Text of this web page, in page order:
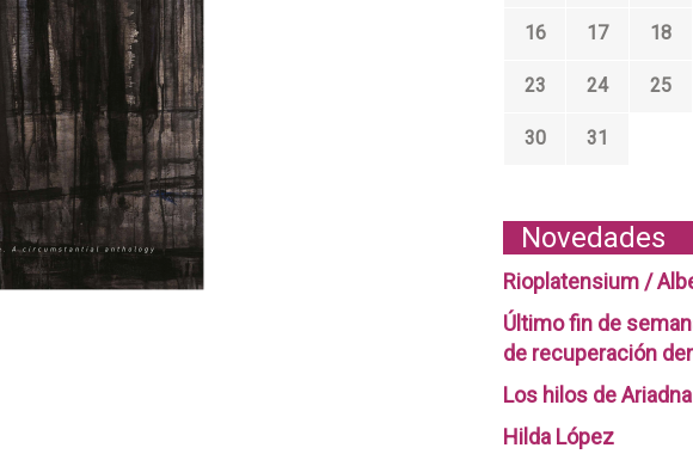
16 17 18
23 24 25
30
31
Novedades
Rioplatensium /
Último fin de
de recuperación
Los hilos de
Hilda López